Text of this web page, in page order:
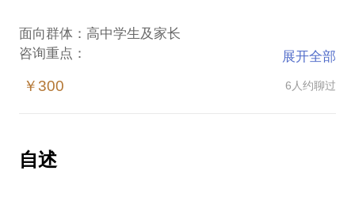
面向群体：高中学生及家长
咨询重点：
通过生涯规划及性向测试让学生真正了解自己的职业
质匹配和高校选择中有许多技巧，比如有些学校可以
直接降至一本线录取，有些学校复试只有面试没有笔
展开全部
￥300 6人约聊过
自述